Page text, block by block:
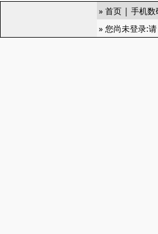
» 首页 | 手机数
» 您尚未登录:请